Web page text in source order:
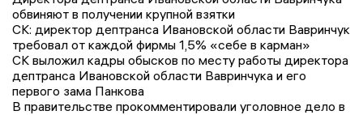
обвиняют в получении крупной взятки
СК: директор дептранса Ивановской области Вавринчук
требовал от каждой фирмы 1,5% «себе в карман»
СК выложил кадры обысков по месту работы директора
дептранса Ивановской области Вавринчука и его
первого зама Панкова
В правительстве прокомментировали уголовное дело в